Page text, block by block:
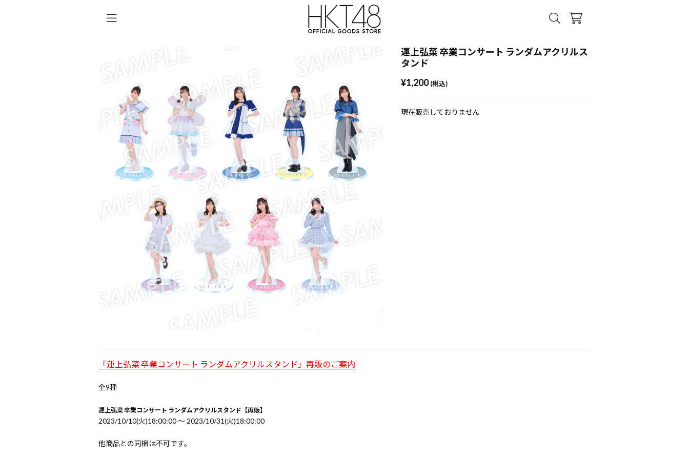
運上弘菜 卒業コンサート ランダムアクリルス
タンド
¥1,200 (税込)
現在販売しておりません
「運上弘菜 卒業コンサート ランダムアクリルスタンド」再販のご案内
全9種
運上弘菜 卒業コンサート ランダムアクリルスタンド【再販】
2023/10/10(火)18:00:00 〜 2023/10/31(火)18:00:00
他商品との同梱は不可です。